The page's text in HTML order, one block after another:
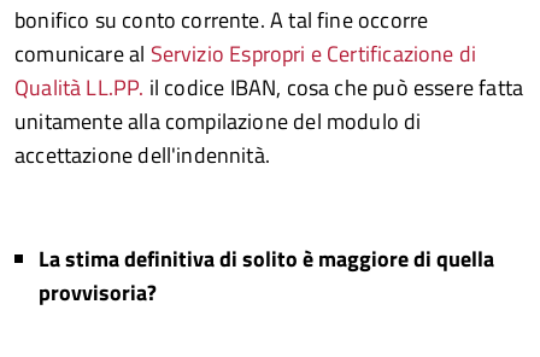
bonifico su conto corrente. A tal fine occorre
comunicare al Servizio Espropri e Certificazione di
Qualità LL.PP. il codice IBAN, cosa che può essere fatta
unitamente alla compilazione del modulo di
accettazione dell'indennità.
La stima definitiva di solito è maggiore di quella
provvisoria?